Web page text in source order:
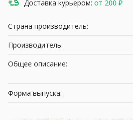
Доставка курьером: от 200 ₽
Страна производитель:
Производитель:
Общее описание:
Форма выпуска: